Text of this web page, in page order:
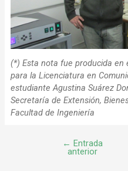
(*) Esta nota fue producida en
para la Licenciatura en
estudiante Agustina Suárez
Secretaría de Extensión,
Facultad de Ingeniería
← Entrada
anterior